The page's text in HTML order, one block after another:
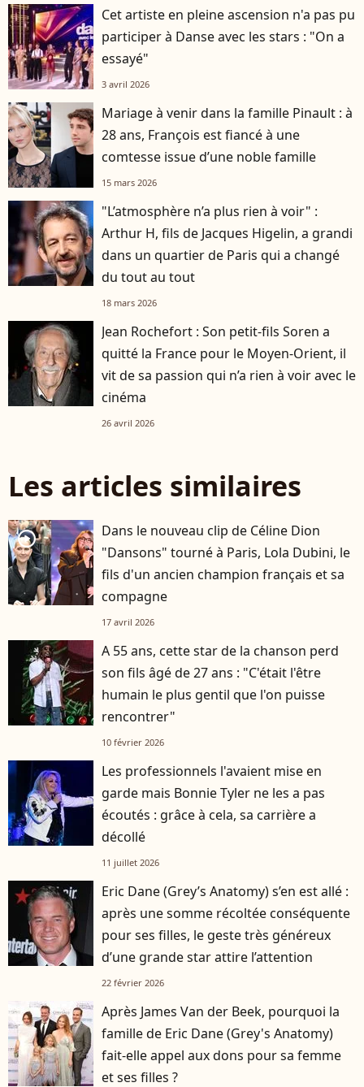
Cet artiste en pleine ascension n'a pas pu
participer à Danse avec les stars : "On a
essayé"
3 avril 2026
Mariage à venir dans la famille Pinault : à
28 ans, François est fiancé à une
comtesse issue d’une noble famille
15 mars 2026
"L’atmosphère n’a plus rien à voir" :
Arthur H, fils de Jacques Higelin, a grandi
dans un quartier de Paris qui a changé
du tout au tout
18 mars 2026
Jean Rochefort : Son petit-fils Soren a
quitté la France pour le Moyen-Orient, il
vit de sa passion qui n’a rien à voir avec le
cinéma
26 avril 2026
Les articles similaires
player2
Dans le nouveau clip de Céline Dion
"Dansons" tourné à Paris, Lola Dubini, le
fils d'un ancien champion français et sa
compagne
17 avril 2026
A 55 ans, cette star de la chanson perd
son fils âgé de 27 ans : "C'était l'être
humain le plus gentil que l'on puisse
rencontrer"
10 février 2026
Les professionnels l'avaient mise en
garde mais Bonnie Tyler ne les a pas
écoutés : grâce à cela, sa carrière a
décollé
11 juillet 2026
Eric Dane (Grey’s Anatomy) s’en est allé :
après une somme récoltée conséquente
pour ses filles, le geste très généreux
d’une grande star attire l’attention
22 février 2026
Après James Van der Beek, pourquoi la
famille de Eric Dane (Grey's Anatomy)
fait-elle appel aux dons pour sa femme
et ses filles ?